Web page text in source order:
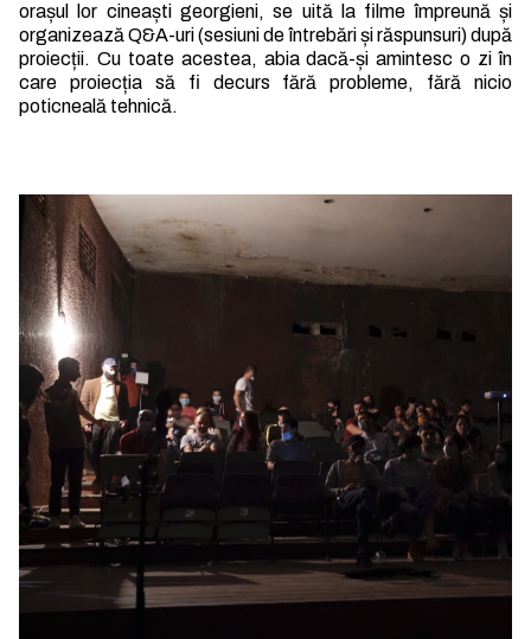
orașul lor cineaști georgieni, se uită la filme împreună și
organizează Q&A-uri (sesiuni de întrebări și răspunsuri) după
proiecții. Cu toate acestea, abia dacă-și amintesc o zi în
care proiecția să fi decurs fără probleme, fără nicio
poticneală tehnică.